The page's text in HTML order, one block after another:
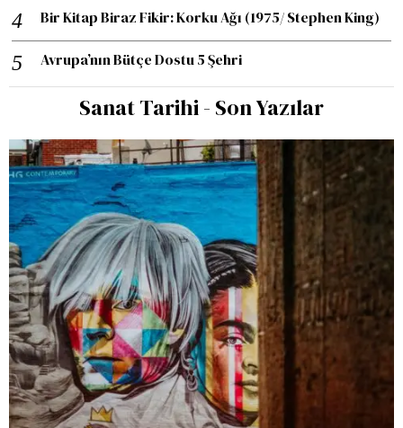
Bir Kitap Biraz Fikir: Korku Ağı (1975/ Stephen King)
Avrupa’nın Bütçe Dostu 5 Şehri
Sanat Tarihi - Son Yazılar